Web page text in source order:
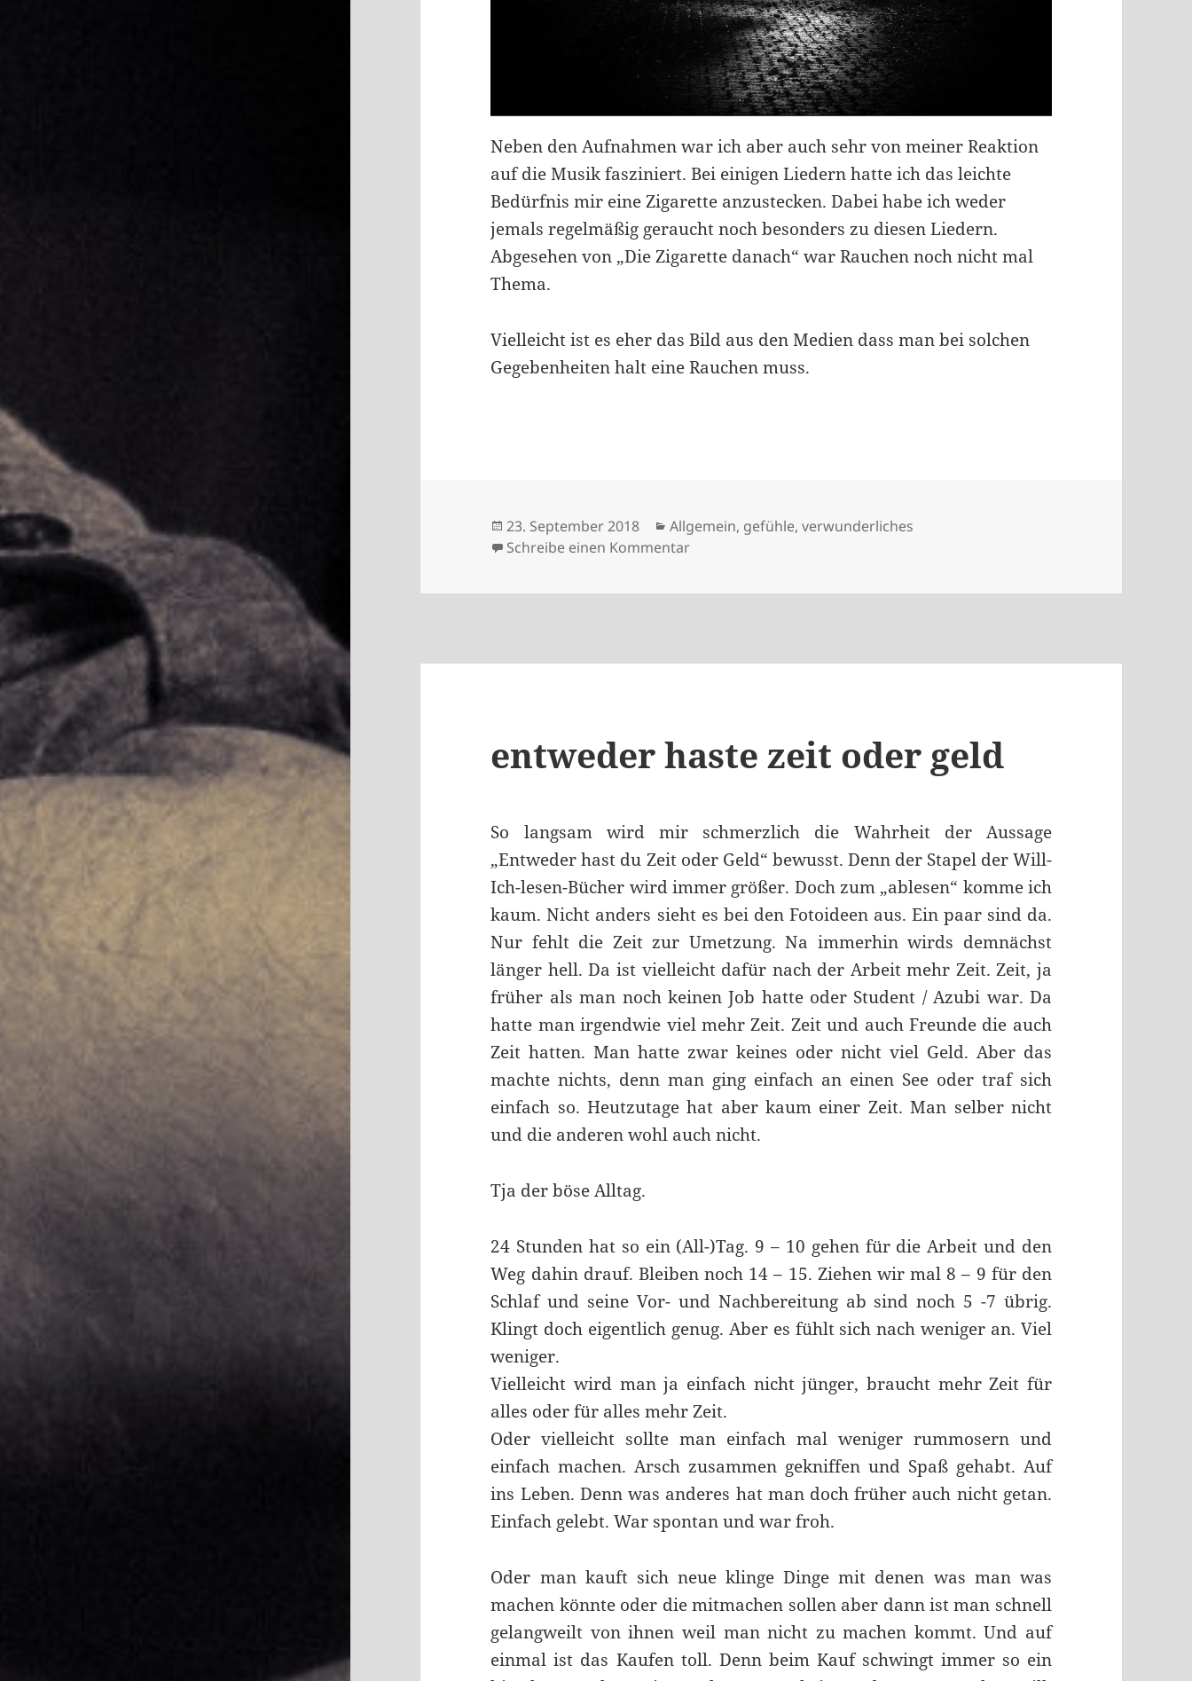
Neben den Aufnahmen war ich aber auch sehr von meiner Reaktion
auf die Musik fasziniert. Bei einigen Liedern hatte ich das leichte
Bedürfnis mir eine Zigarette anzustecken. Dabei habe ich weder
jemals regelmäßig geraucht noch besonders zu diesen Liedern.
Abgesehen von „Die Zigarette danach“ war Rauchen noch nicht mal
Thema.
Vielleicht ist es eher das Bild aus den Medien dass man bei solchen
Gegebenheiten halt eine Rauchen muss.
Veröffentlicht
am
23. September 2018 Kategorien
Allgemein, gefühle,verwunderliches
Schreibe einen Kommentarzu Abendspaziergang
entweder haste zeit oder geld
So langsam wird mir schmerzlich die Wahrheit der Aussage
„Entweder hast du Zeit oder Geld“ bewusst. Denn der Stapel der Will-
Ich-lesen-Bücher wird immer größer. Doch zum „ablesen“ komme ich
kaum. Nicht anders sieht es bei den Fotoideen aus. Ein paar sind da.
Nur fehlt die Zeit zur Umetzung. Na immerhin wirds demnächst
länger hell. Da ist vielleicht dafür nach der Arbeit mehr Zeit. Zeit, ja
früher als man noch keinen Job hatte oder Student / Azubi war. Da
hatte man irgendwie viel mehr Zeit. Zeit und auch Freunde die auch
Zeit hatten. Man hatte zwar keines oder nicht viel Geld. Aber das
machte nichts, denn man ging einfach an einen See oder traf sich
einfach so. Heutzutage hat aber kaum einer Zeit. Man selber nicht
und die anderen wohl auch nicht.
Tja der böse Alltag.
24 Stunden hat so ein (All-)Tag. 9 – 10 gehen für die Arbeit und den
Weg dahin drauf. Bleiben noch 14 – 15. Ziehen wir mal 8 – 9 für den
Schlaf und seine Vor- und Nachbereitung ab sind noch 5 -7 übrig.
Klingt doch eigentlich genug. Aber es fühlt sich nach weniger an. Viel
weniger.
Vielleicht wird man ja einfach nicht jünger, braucht mehr Zeit für
alles oder für alles mehr Zeit.
Oder vielleicht sollte man einfach mal weniger rummosern und
einfach machen. Arsch zusammen gekniffen und Spaß gehabt. Auf
ins Leben. Denn was anderes hat man doch früher auch nicht getan.
Einfach gelebt. War spontan und war froh.
Oder man kauft sich neue klinge Dinge mit denen was man was
machen könnte oder die mitmachen sollen aber dann ist man schnell
gelangweilt von ihnen weil man nicht zu machen kommt. Und auf
einmal ist das Kaufen toll. Denn beim Kauf schwingt immer so ein